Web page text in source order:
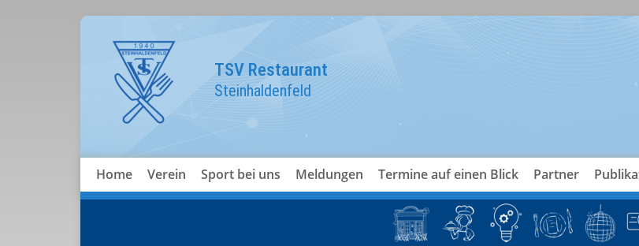
TSV Restaurant
Steinhaldenfeld
Home Verein Sport bei uns Meldungen Termine auf einen Blick Partner